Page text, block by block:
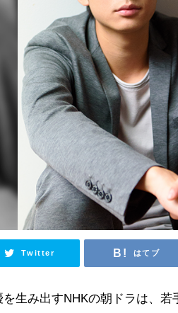
Twitter はてブ
生み出すNHKの朝ドラは、若